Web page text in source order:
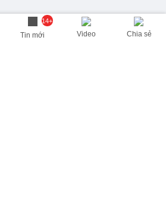
14+
Tin mới Video Chia sẻ